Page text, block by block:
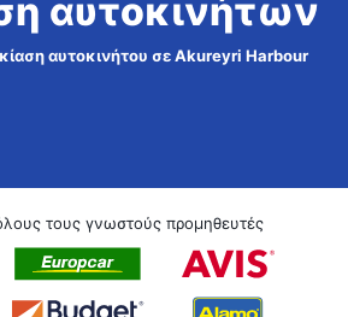
αυτοκινήτων
αυτοκινήτου σε Akureyri Harbour
τους γνωστούς προμηθευτές